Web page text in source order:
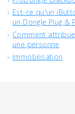
Est-ce qu'un
un Dongle Plug &
Comment
une personne
Immobilisation